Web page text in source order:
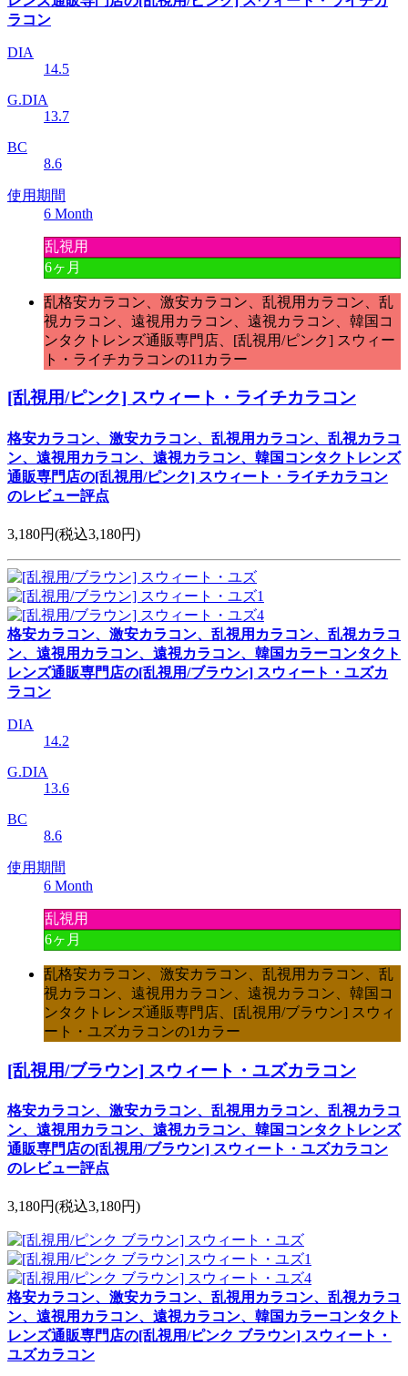
ラコン
DIA
14.5
G.DIA
13.7
BC
8.6
使用期間
6 Month
乱視用
6ヶ月
乱格安カラコン、激安カラコン、乱視用カラコン、乱
視カラコン、遠視用カラコン、遠視カラコン、韓国コ
ンタクトレンズ通販専門店、[乱視用/ピンク] スウィー
ト・ライチカラコンの11カラー
[乱視用/ピンク] スウィート・ライチカラコン
格安カラコン、激安カラコン、乱視用カラコン、乱視カラコ
ン、遠視用カラコン、遠視カラコン、韓国コンタクトレンズ
通販専門店の[乱視用/ピンク] スウィート・ライチカラコン
のレビュー評点
3,180円(税込3,180円)
格安カラコン、激安カラコン、乱視用カラコン、乱視カラコ
ン、遠視用カラコン、遠視カラコン、韓国カラーコンタクト
レンズ通販専門店の[乱視用/ブラウン] スウィート・ユズカ
ラコン
DIA
14.2
G.DIA
13.6
BC
8.6
使用期間
6 Month
乱視用
6ヶ月
乱格安カラコン、激安カラコン、乱視用カラコン、乱
視カラコン、遠視用カラコン、遠視カラコン、韓国コ
ンタクトレンズ通販専門店、[乱視用/ブラウン] スウィ
ート・ユズカラコンの1カラー
[乱視用/ブラウン] スウィート・ユズカラコン
格安カラコン、激安カラコン、乱視用カラコン、乱視カラコ
ン、遠視用カラコン、遠視カラコン、韓国コンタクトレンズ
通販専門店の[乱視用/ブラウン] スウィート・ユズカラコン
のレビュー評点
3,180円(税込3,180円)
格安カラコン、激安カラコン、乱視用カラコン、乱視カラコ
ン、遠視用カラコン、遠視カラコン、韓国カラーコンタクト
レンズ通販専門店の[乱視用/ピンク ブラウン] スウィート・
ユズカラコン